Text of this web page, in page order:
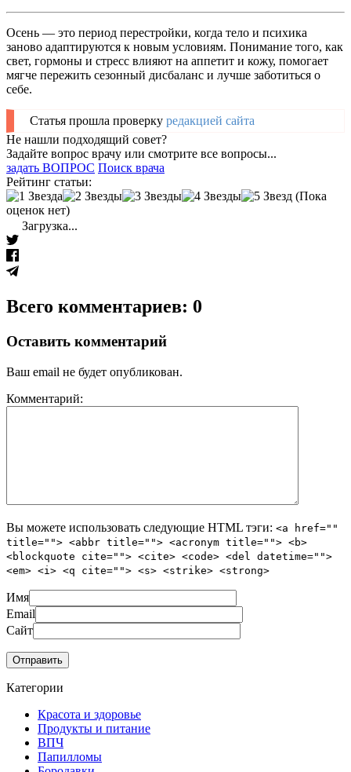
Осень — это период перестройки, когда тело и психика
заново адаптируются к новым условиям. Понимание того, как
свет, гормоны и стресс влияют на аппетит и кожу, помогает
мягче пережить сезонный дисбаланс и лучше заботиться о
себе.
Статья прошла проверку редакцией сайта
Не нашли подходящий совет?
Задайте вопрос врачу или смотрите все вопросы...
задать ВОПРОС Поиск врача
Рейтинг статьи:
(Пока
оценок нет)
Загрузка...
Всего комментариев: 0
Оставить комментарий
Ваш email не будет опубликован.
Комментарий:
Вы можете использовать следующие HTML тэги: <a href=""
title=""> <abbr title=""> <acronym title=""> <b>
<blockquote cite=""> <cite> <code> <del datetime="">
<em> <i> <q cite=""> <s> <strike> <strong>
Имя
Email
Сайт
Категории
Красота и здоровье
Продукты и питание
ВПЧ
Папилломы